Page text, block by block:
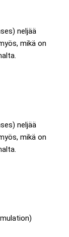
neljää
mikä on
neljää
mikä on